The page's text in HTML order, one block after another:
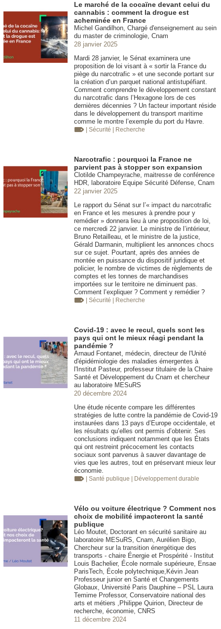
Le marché de la cocaïne devant celui du
cannabis : comment la drogue est
acheminée en France
Michel Gandilhon, Chargé d'enseignement au sein
du master de criminologie, Cnam
28 janvier 2025
Mardi 28 janvier, le Sénat examinera une
proposition de loi visant à « sortir la France du
piège du narcotrafic » et une seconde portant sur
la création d’un parquet national antistupéfiant.
Comment comprendre le développement constant
du narcotrafic dans l’Hexagone lors de ces
dernières décennies ? Un facteur important réside
dans le développement du transport maritime
comme le montre l’exemple du port du Havre.
| Sécurité | Recherche
Narcotrafic : pourquoi la France ne
parvient pas à stopper son expansion
Clotilde Champeyrache, maitresse de conférence
HDR, laboratoire Equipe Sécurité Défense, Cnam
22 janvier 2025
Le rapport du Sénat sur l’« impact du narcotrafic
en France et les mesures à prendre pour y
remédier » donnera lieu à une proposition de loi,
ce mercredi 22 janvier. Le ministre de l’intérieur,
Bruno Retailleau, et le ministre de la justice,
Gérald Darmanin, multiplient les annonces chocs
sur ce sujet. Pourtant, après des années de
montée en puissance du dispositif juridique et
policier, le nombre de victimes de règlements de
comptes et les tonnes de marchandises
importées sur le territoire ne diminuent pas.
Comment l’expliquer ? Comment y remédier ?
| Sécurité | Recherche
Covid-19 : avec le recul, quels sont les
pays qui ont le mieux réagi pendant la
pandémie ?
Arnaud Fontanet, médecin, directeur de l'Unité
d'épidémiologie des maladies émergentes à
l'Institut Pasteur, professeur titulaire de la Chaire
Santé et Développement du Cnam et chercheur
au laboratoire MESuRS
20 décembre 2024
Une étude récente compare les différentes
stratégies de lutte contre la pandémie de Covid-19
instaurées dans 13 pays d’Europe occidentale, et
les résultats qu’elles ont permis d’obtenir. Ses
conclusions indiquent notamment que les États
qui ont restreint précocement les contacts
sociaux sont parvenus à sauver davantage de
vies que les autres, tout en préservant mieux leur
économie.
| Santé publique | Développement durable
Vélo ou voiture électrique ? Comment nos
choix de mobilité impacteront la santé
publique
Léo Moutet, Doctorant en sécurité sanitaire au
laboratoire MESuRS, Cnam, Aurélien Bigo,
Chercheur sur la transition énergétique des
transports - chaire Énergie et Prospérité - Institut
Louis Bachelier, École normale supérieure, Ensae
ParisTech, École polytechnique,Kévin Jean
Professeur junior en Santé et Changements
Globaux, Université Paris Dauphine – PSL Laura
Temime Professor, Conservatoire national des
arts et métiers ,Philippe Quirion, Directeur de
recherche, économie, CNRS
11 décembre 2024